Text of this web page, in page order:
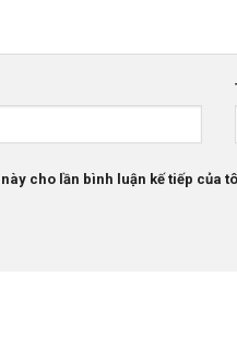
cho lần bình luận kế tiếp của